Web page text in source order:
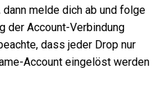
melde dich ab und folge
der Account-Verbindung
dass jeder Drop nur
Account eingelöst werden